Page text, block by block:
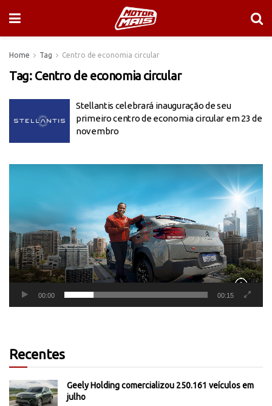
Home Tag Centro de economia circular
Tag: Centro de economia circular
Stellantis celebrará inauguração de seu
primeiro centro de economia circular em 23 de
novembro
00:00 00:15
Recentes
Geely Holding comercializou 250.161 veículos em
julho